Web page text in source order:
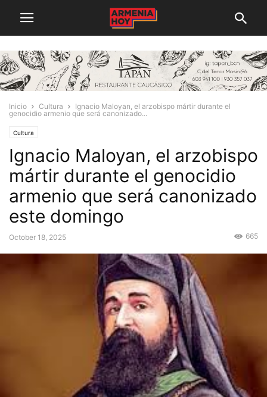
Inicio Cultura
Ignacio Maloyan, el arzobispo mártir durante el
genocidio armenio que será canonizado...
Cultura
Ignacio Maloyan, el arzobispo
mártir durante el genocidio
armenio que será canonizado
este domingo
October 18, 2025 665